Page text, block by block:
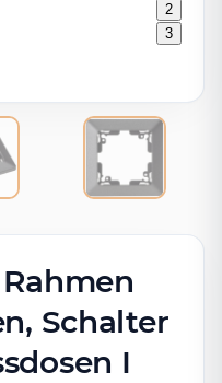
2
3
Schalter
I